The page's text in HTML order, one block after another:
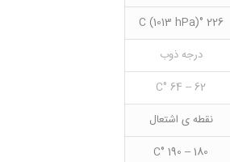
226 °C (1013 hPa)
درجه ذوب
62 – 64 °C
نقطه ی اشتعال
180 – 190 °C